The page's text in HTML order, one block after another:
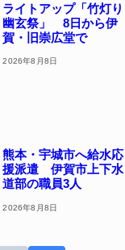
ライトアップ「竹灯り
幽玄祭」 8日から伊
賀・旧崇広堂で
2026年8月8日
熊本・宇城市へ給水応
援派遣 伊賀市上下水
道部の職員3人
2026年8月8日